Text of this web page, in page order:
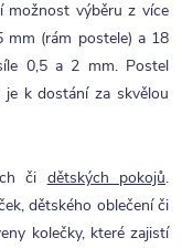
možnost výběru z více
mm (rám postele) a 18
0,5 a 2 mm. Postel
je k dostání za skvělou
či dětských pokojů.
dětského oblečení či
kolečky, které zajistí